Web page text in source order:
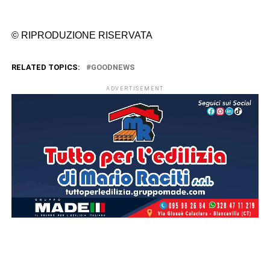
© RIPRODUZIONE RISERVATA
RELATED TOPICS: GOODNEWS
ADVERTISEMENT